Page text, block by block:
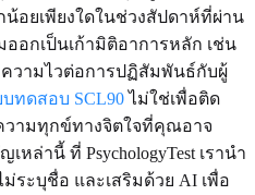
น้อยเพียงใดในช่วงสัปดาห์ที่ผ่าน
อกเป็นเก้ามิติอาการหลัก เช่น
วามไวต่อการปฏิสัมพันธ์กับผู้
ทดสอบ SCL90ไม่ใช่เพื่อติด
ามทุกข์ทางจิตใจที่คุณอาจ
ล่านี้ ที่ PsychologyTest เรานำ
ม่ระบุชื่อ และเสริมด้วย AI เพื่อ